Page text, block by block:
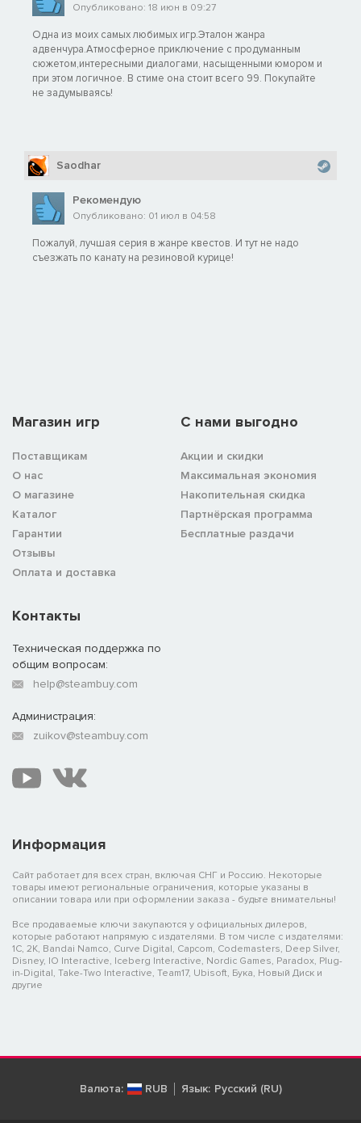
Опубликовано: 18 июн в 09:27
Одна из моих самых любимых игр.Эталон жанра
адвенчура.Атмосферное приключение с продуманным
сюжетом,интересными диалогами, насыщенными юмором и
при этом логичное. В стиме она стоит всего 99. Покупайте
не задумываясь!
Saodhar
Рекомендую
Опубликовано: 01 июл в 04:58
Пожалуй, лучшая серия в жанре квестов. И тут не надо
съезжать по канату на резиновой курице!
Магазин игр
Поставщикам
О нас
О магазине
Каталог
Гарантии
Отзывы
Оплата и доставка
C нами выгодно
Акции и скидки
Максимальная экономия
Накопительная скидка
Партнёрская программа
Бесплатные раздачи
Информация
Сайт работает для всех стран, включая СНГ и Россию. Некоторые
товары имеют региональные ограничения, которые указаны в
описании товара или при оформлении заказа - будьте внимательны!
Все продаваемые ключи закупаются у официальных дилеров,
которые работают напрямую с издателями. В том числе с издателями:
1C, 2K, Bandai Namco, Curve Digital, Capcom, Codemasters, Deep Silver,
Disney, IO Interactive, Iceberg Interactive, Nordic Games, Paradox, Plug-
in-Digital, Take-Two Interactive, Team17, Ubisoft, Бука, Новый Диск и
другие
Контакты
Техническая поддержка по
общим вопросам:
help@steambuy.com
Администрация:
zuikov@steambuy.com
Валюта: RUB Язык: Русский (RU)